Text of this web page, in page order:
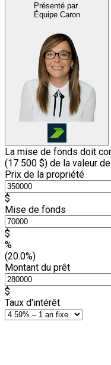
Présenté par
Équipe Caron
La mise de fonds doit
(17 500 $) de la valeur
Prix de la propriété
$
Mise de fonds
$
%
(20.0%)
Montant du prêt
$
Taux d'intérêt